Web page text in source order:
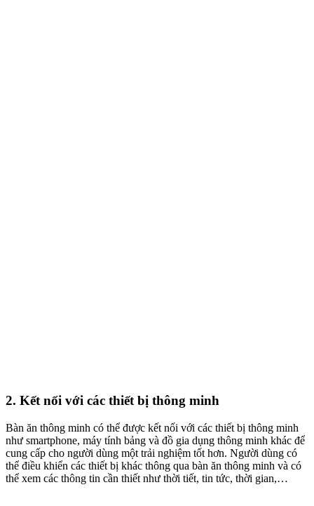
2. Kết nối với các thiết bị thông minh
Bàn ăn thông minh có thể được kết nối với các thiết bị thông minh
như smartphone, máy tính bảng và đồ gia dụng thông minh khác để
cung cấp cho người dùng một trải nghiệm tốt hơn. Người dùng có
thể điều khiển các thiết bị khác thông qua bàn ăn thông minh và có
thể xem các thông tin cần thiết như thời tiết, tin tức, thời gian,…